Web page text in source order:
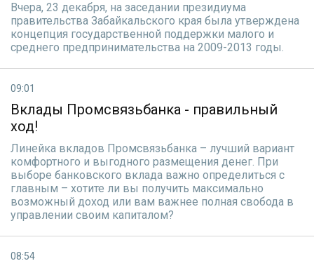
Вчера, 23 декабря, на заседании президиума
правительства Забайкальского края была утверждена
концепция государственной поддержки малого и
среднего предпринимательства на 2009-2013 годы.
09:01
Вклады Промсвязьбанка - правильный
ход!
Линейка вкладов Промсвязьбанка – лучший вариант
комфортного и выгодного размещения денег. При
выборе банковского вклада важно определиться с
главным – хотите ли вы получить максимально
возможный доход или вам важнее полная свобода в
управлении своим капиталом?
08:54